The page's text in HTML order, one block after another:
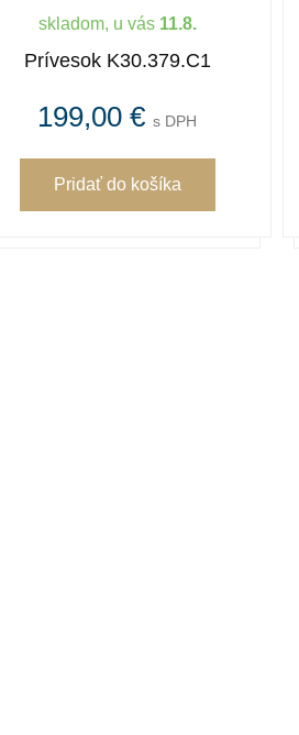
skladom, u vás 11.8.
Prívesok K30.379.C1
199,00 €s DPH
Pridaťdo košíka